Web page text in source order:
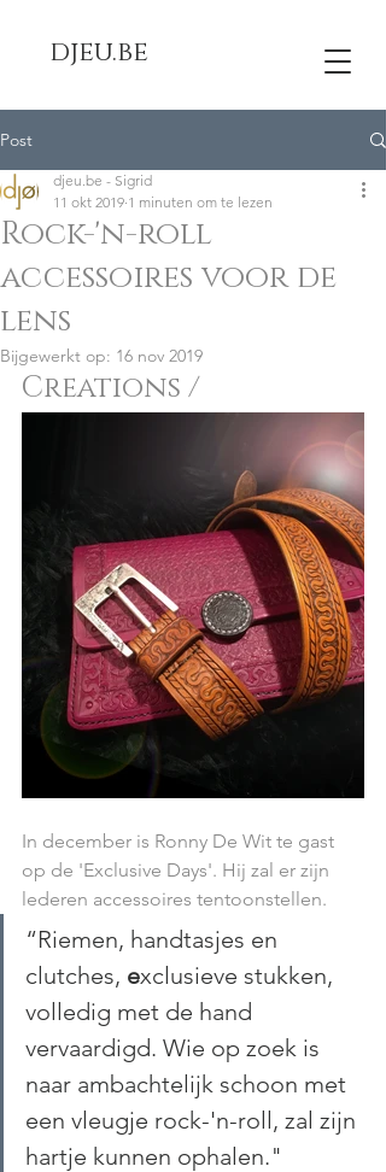
djeu.be
Post
Rock-'n-roll
accessoires voor de
lens
djeu.be - Sigrid
11 okt 2019 1 minuten om te lezen
Bijgewerkt op: 16 nov 2019
Creations /
In december is Ronny De Wit te gast
op de 'Exclusive Days'. Hij zal er zijn
lederen accessoires tentoonstellen.
“Riemen, handtasjes en
clutches, exclusieve stukken,
volledig met de hand
vervaardigd. Wie op zoek is
naar ambachtelijk schoon met
een vleugje rock-'n-roll, zal zijn
hartje kunnen ophalen."